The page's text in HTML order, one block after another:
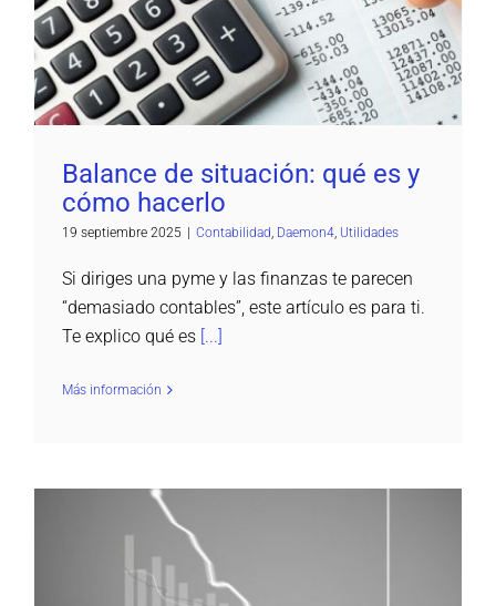
Contabilidad Daemon4 Utilidades
Balance de situación: qué es y
cómo hacerlo
19 septiembre 2025 Contabilidad, Daemon4, Utilidades
Si diriges una pyme y las finanzas te parecen
“demasiado contables”, este artículo es para ti.
Te explico qué es [...]
Más información
Actualizaciones App B2C – segunda entrega
2025